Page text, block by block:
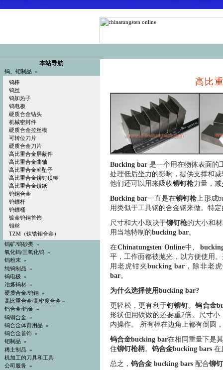
本站导航
钨、钼制品 »
钨棒
钨丝
钨加热子
钨电极
硬质合金钻头
机械密封件
硬质合金拉丝模
可转位刀片
硬质合金刀片
高比重合金屏蔽件
高比重合金曲轴
高比重合金渔坠子
高比重合金铆钉顶棒
高比重合金镇纸
钨铜合金
钨镖杆
钨镖桶
镀金钨钢首饰
钼丝
TZM（钛锆钼合金）
钨矿/钨砂类 »
氧化钨/三氧化钨 »
钨粉末 »
纯钨制品 »
钨电极 »
冶炼钨材 »
硬质合金/钨钢 »
高比重合金/高密度合金 »
钨合金/钨金 »
钨铜合金 »
钨合金体育用品 »
钨合金首饰 »
钼制品 »
稀土制品 »
机加工的刀具和工具
公司服务 »
高比
Bucking bar 是一个用在物体表面的
处理低后坐力的影响，提供支撑和
他们还可以用来吸收铆钉枪力量，
Bucking bar一直是在铆钉枪上形成
用类似于工具钢的合金钢来做。特
尺寸和大小取决于铆钉枪的大小和
用当地特制的bucking bar。
在Chinatungsten Online中,
平，工作面都被抛光，以方便使用
用老虎钳夹bucking bar ，除非老
bar。
为什么选择使用bucking bar?
更轻松，更有利于钉铆钉。钨合金
形状但用铁做的还要重2倍。尺寸
内操作。 所有棒在边角上都有倒圆
钨合金bucking bar在相同重量下是
住铆钉枪柄。 钨合金bucking bars 在
总之， 钨合金 bucking bars 配合铆